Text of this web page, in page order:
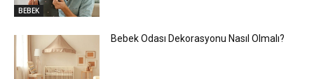
BEBEK
Bebek Odası Dekorasyonu Nasıl Olmalı?